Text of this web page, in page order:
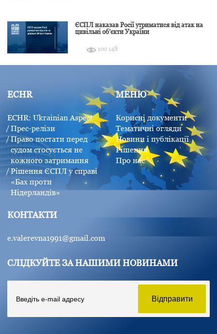
ЄСПЛ наказав Росії утриматися від атак на
цивільні об’єкти України
100 148
ECHR
ECHR: Ukrainian Aspect
Прес-релізи
Право постати перед
судом стосується не
кожного затримання
Рішення ЄСПЛ у справі
«Бах проти
Нідерландів»
МЕНЮ
Корисні документи
Тематичні огляди
Новини і публікації
Рішення
Про нас
КОНТАКТИ
e.valerevna1991@gmail.com
СЛІДКУЙТЕ ЗА НАШИМИ НОВИНАМИ